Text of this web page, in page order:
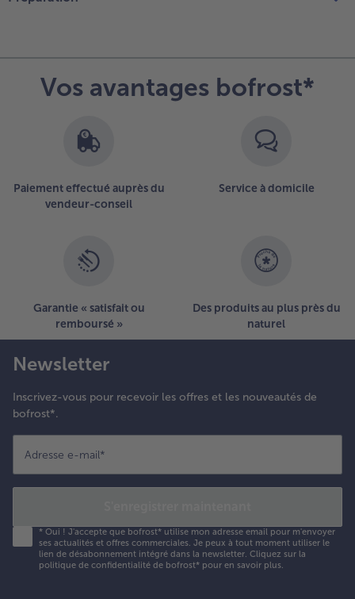
Vos avantages bofrost*
Paiement effectué auprès du
vendeur-conseil
Service à domicile
Garantie « satisfait ou
remboursé »
Des produits au plus près du
naturel
Newsletter
Inscrivez-vous pour recevoir les offres et les nouveautés de
bofrost*.
Adresse e-mail*
* Oui ! J'accepte que bofrost* utilise mon adresse email pour m'envoyer
ses actualités et offres commerciales. Je peux à tout moment utiliser le
lien de désabonnement intégré dans la newsletter. Cliquez sur la
politique de confidentialité de bofrost* pour en savoir plus.